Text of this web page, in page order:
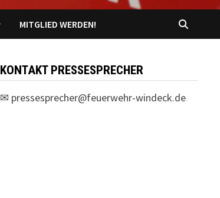
MITGLIED WERDEN!
KONTAKT PRESSESPRECHER
✉ pressesprecher@feuerwehr-windeck.de